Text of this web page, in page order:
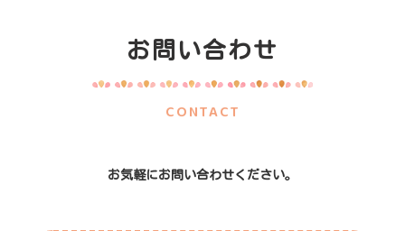
お問い合わせ
CONTACT
お気軽にお問い合わせください。